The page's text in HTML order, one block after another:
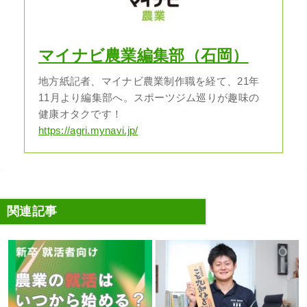
マイナビ農業編集部（石岡）
地方紙記者、マイナビ農業制作職を経て、21年
11月より編集部へ。スポーツジム巡りが趣味の
健康オタクです！
https://agri.mynavi.jp/
関連記事